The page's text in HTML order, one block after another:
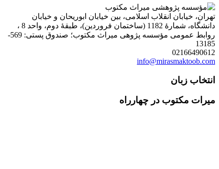
تهران، خیابان انقلاب اسلامی، بین خیابان ابوریحان و خیابان
دانشگاه، شمارۀ 1182 (ساختمان فروردین)، طبقۀ دوم، واحد 8 ،
روابط عمومی مؤسسه پژوهی میراث مکتوب؛ صندوق پستی: 569-
13185
02166490612
info@mirasmaktoob.com
انتخاب زبان
میرات مکتوب در چهارراه